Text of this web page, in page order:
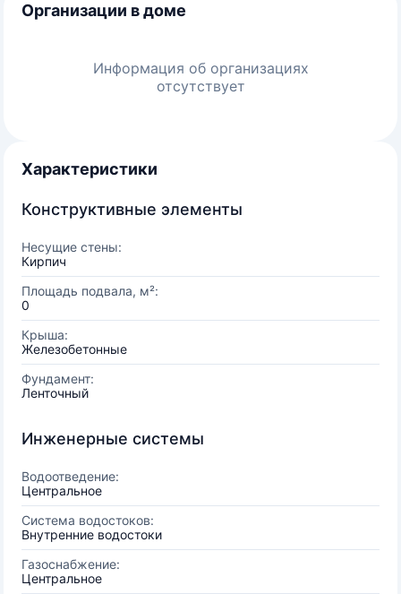
Организации в доме
Информация об организациях
отсутствует
Характеристики
Конструктивные элементы
Несущие стены:
Кирпич
Площадь подвала, м²:
0
Крыша:
Железобетонные
Фундамент:
Ленточный
Инженерные системы
Водоотведение:
Центральное
Система водостоков:
Внутренние водостоки
Газоснабжение:
Центральное